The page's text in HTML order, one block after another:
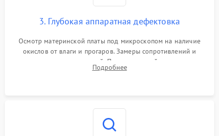
3. Глубокая аппаратная дефектовка
Осмотр материнской платы под микроскопом на наличие
окислов от влаги и прогаров. Замеры сопротивлений и
дежурных напряжений. Проверка цепей питания,
мультиконтроллера, процессора и видеочипа.
Подробнее